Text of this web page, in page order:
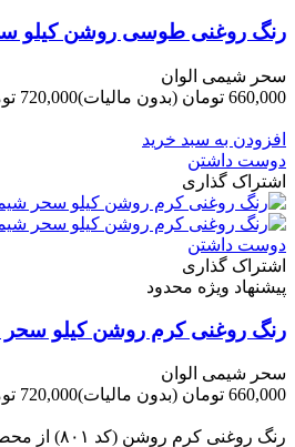
رنگ روغنی طوسی روشن کیلو
سحر شیمی الوان
660,000 تومان
(بدون مالیات)720,000 تومان
افزودن به سبد خرید
دوست داشتن
اشتراک گذاری
دوست داشتن
اشتراک گذاری
پیشنهاد ویژه محدود
رنگ روغنی کرم روشن کیلو سحر
سحر شیمی الوان
660,000 تومان
(بدون مالیات)720,000 تومان
رنگ روغنی